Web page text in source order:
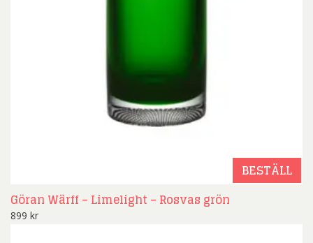
BESTÄLL
Göran Wärff – Limelight – Rosvas grön
899 kr